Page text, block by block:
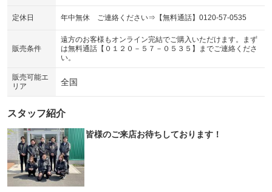
定休日 年中無休 ご連絡ください⇒【無料通話】0120-57-0535
販売条件
遠方のお客様もオンライン完結でご購入いただけます。まず
は無料通話【０１２０－５７－０５３５】までご連絡くださ
い。
販売可能エ
リア
全国
スタッフ紹介
皆様のご来店お待ちしております！